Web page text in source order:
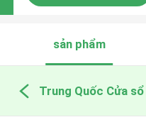
sản phẩm
Trung Quốc Cửa